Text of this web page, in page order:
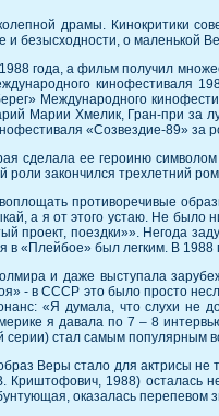
драмы. Кинокритики
и безысходности, о
года, а фильм получил
кинофестиваля
Международного
Марии Хмелик, Гран-при
«Созвездие-89»
сделала ее героиню
роли закончился трехлетний
противоречивые
а я от этого устаю. Не было
проект, поездки»». Негода
был легким. В 1988
и даже выступала
- в СССР это было просто
«Я думала, что слухи
я давала по 7 – 8
серии) стал самым популярным
Веры стало для актрисы
Криштофович, 1988)
оказалась перепевом